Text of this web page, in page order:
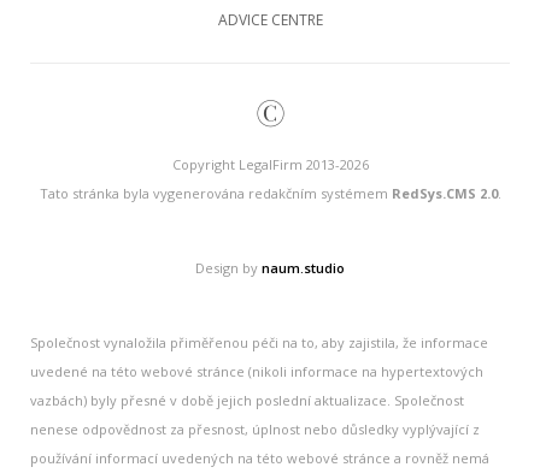
ADVICE CENTRE
©
Copyright LegalFirm 2013-2026
Tato stránka byla vygenerována redakčním systémem RedSys.CMS 2.0.
Design by naum.studio
Společnost vynaložila přiměřenou péči na to, aby zajistila, že informace
uvedené na této webové stránce (nikoli informace na hypertextových
vazbách) byly přesné v době jejich poslední aktualizace. Společnost
nenese odpovědnost za přesnost, úplnost nebo důsledky vyplývající z
používání informací uvedených na této webové stránce a rovněž nemá